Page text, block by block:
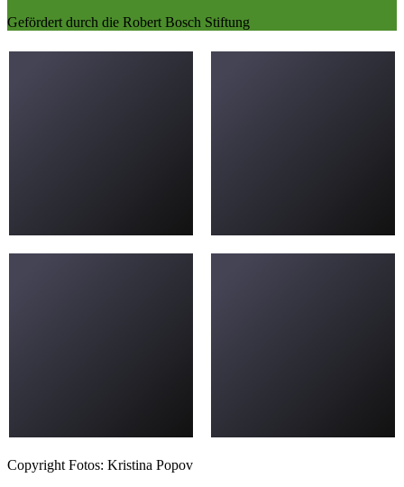
Gefördert durch die Robert Bosch Stiftung
Copyright Fotos: Kristina Popov